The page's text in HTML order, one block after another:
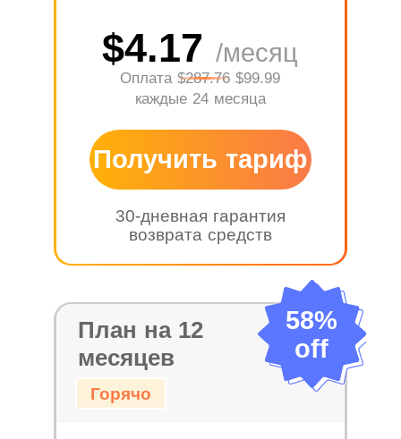
$4.17/месяц
Оплата$287.76 $99.99
каждые 24 месяца
Получить тариф
30-дневная гарантия
возврата средств
58%
off
План на 12
месяцев
Горячо